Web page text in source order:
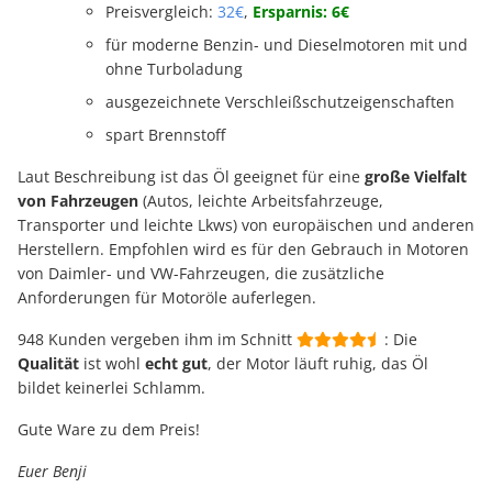
Preisvergleich: 32€, Ersparnis: 6€
für moderne Benzin- und Dieselmotoren mit und
ohne Turboladung
ausgezeichnete Verschleißschutzeigenschaften
spart Brennstoff
Laut Beschreibung ist das Öl geeignet für eine große Vielfalt
von Fahrzeugen (Autos, leichte Arbeitsfahrzeuge,
Transporter und leichte Lkws) von europäischen und anderen
Herstellern. Empfohlen wird es für den Gebrauch in Motoren
von Daimler- und VW-Fahrzeugen, die zusätzliche
Anforderungen für Motoröle auferlegen.
948 Kunden vergeben ihm im Schnitt
: Die
Qualität ist wohl echt gut, der Motor läuft ruhig, das Öl
bildet keinerlei Schlamm.
Gute Ware zu dem Preis!
Euer Benji